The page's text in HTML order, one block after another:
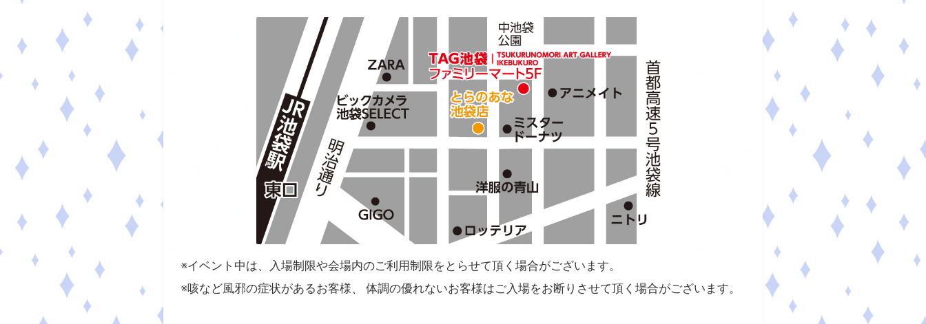
※イベント中は、入場制限や会場内のご利用制限をとらせて頂く場合がございます。
※咳など風邪の症状があるお客様、 体調の優れないお客様はご入場をお断りさせて頂く場合がございます。